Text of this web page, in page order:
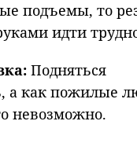
подъемы, то
идти
Подняться
а как пожилые
невозможно.